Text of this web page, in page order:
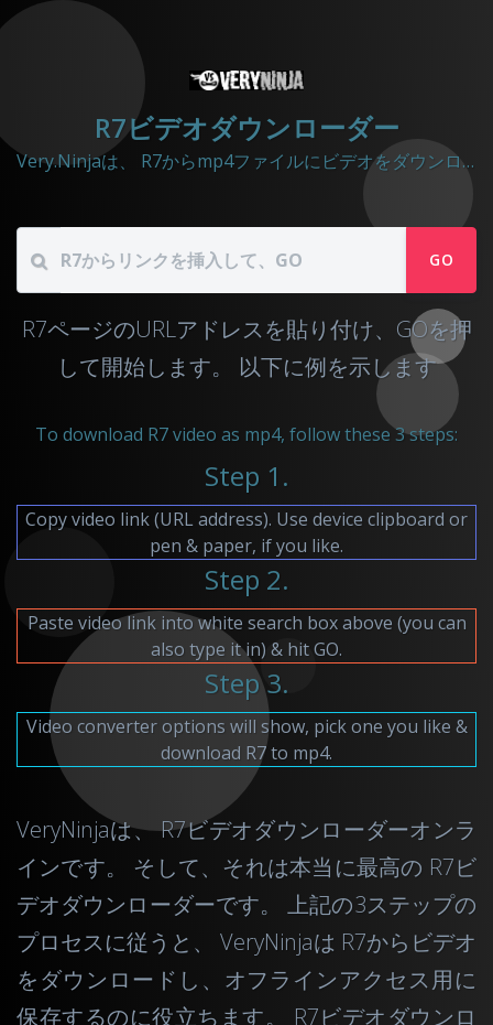
R7ビデオダウンローダー
Very.Ninjaは、 R7からmp4ファイルにビデオをダウンロードするのに役立ちます
GO
R7ページのURLアドレスを貼り付け、GOを押
して開始します。 以下に例を示します
To download R7 video as mp4, follow these 3 steps:
Step 1.
Copy video link (URL address). Use device clipboard or
pen & paper, if you like.
Step 2.
Paste video link into white search box above (you can
also type it in) & hit GO.
Step 3.
Video converter options will show, pick one you like &
download R7 to mp4.
VeryNinjaは、 R7ビデオダウンローダーオンラ
インです。 そして、それは本当に最高の R7ビ
デオダウンローダーです。 上記の3ステップの
プロセスに従うと、 VeryNinjaは R7からビデオ
をダウンロードし、オフラインアクセス用に
保存するのに役立ちます。 R7ビデオダウンロ